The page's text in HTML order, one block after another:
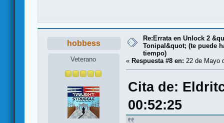
hobbess
Veterano
Re:Errata en Unlock 2
Tonipal&quot; (te puede
tiempo)
« Respuesta #8 en: 22 de Mayo
Cita de:
00:52:25